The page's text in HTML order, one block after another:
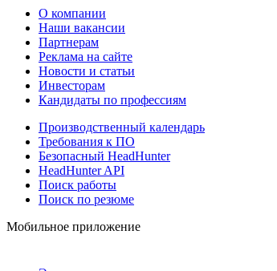
О компании
Наши вакансии
Партнерам
Реклама на сайте
Новости и статьи
Инвесторам
Кандидаты по профессиям
Производственный календарь
Требования к ПО
Безопасный HeadHunter
HeadHunter API
Поиск работы
Поиск по резюме
Мобильное приложение